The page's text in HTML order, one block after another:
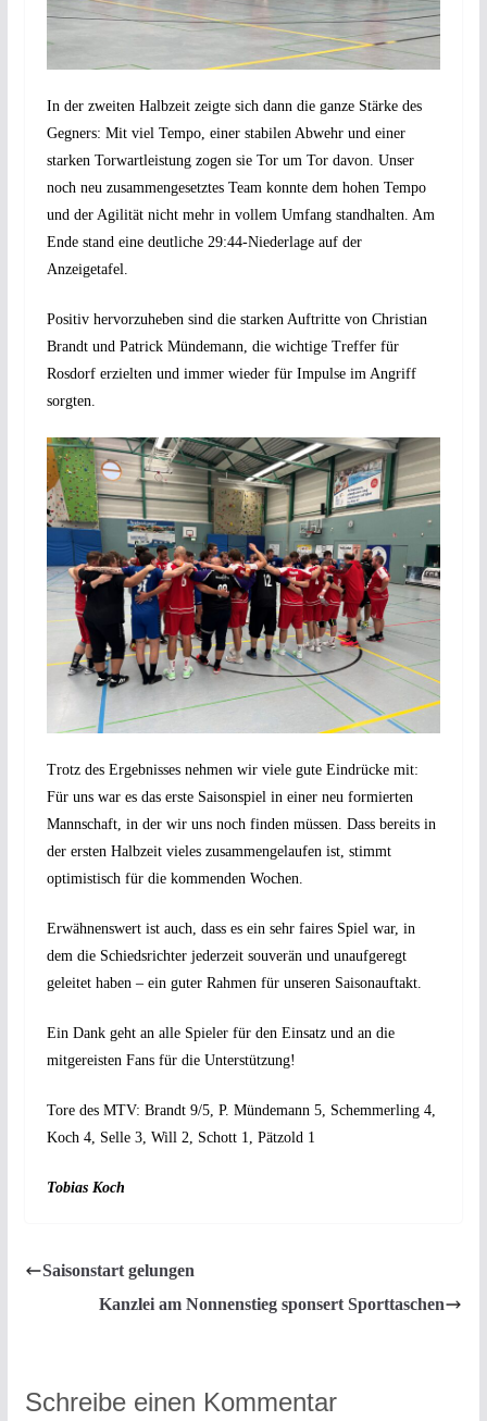
In der zweiten Halbzeit zeigte sich dann die ganze Stärke des
Gegners: Mit viel Tempo, einer stabilen Abwehr und einer
starken Torwartleistung zogen sie Tor um Tor davon. Unser
noch neu zusammengesetztes Team konnte dem hohen Tempo
und der Agilität nicht mehr in vollem Umfang standhalten. Am
Ende stand eine deutliche 29:44-Niederlage auf der
Anzeigetafel.
Positiv hervorzuheben sind die starken Auftritte von Christian
Brandt und Patrick Mündemann, die wichtige Treffer für
Rosdorf erzielten und immer wieder für Impulse im Angriff
sorgten.
Trotz des Ergebnisses nehmen wir viele gute Eindrücke mit:
Für uns war es das erste Saisonspiel in einer neu formierten
Mannschaft, in der wir uns noch finden müssen. Dass bereits in
der ersten Halbzeit vieles zusammengelaufen ist, stimmt
optimistisch für die kommenden Wochen.
Erwähnenswert ist auch, dass es ein sehr faires Spiel war, in
dem die Schiedsrichter jederzeit souverän und unaufgeregt
geleitet haben – ein guter Rahmen für unseren Saisonauftakt.
Ein Dank geht an alle Spieler für den Einsatz und an die
mitgereisten Fans für die Unterstützung!
Tore des MTV: Brandt 9/5, P. Mündemann 5, Schemmerling 4,
Koch 4, Selle 3, Will 2, Schott 1, Pätzold 1
Tobias Koch
Saisonstart gelungen
Kanzlei am Nonnenstieg sponsert Sporttaschen
Schreibe einen Kommentar